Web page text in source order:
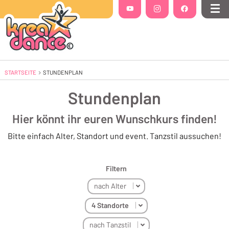
YouTube(Öffnet in einem neuen Tab oder
Instagram(Öffnet in einem neuen
Facebook(Öffnet in
STARTSEITE AKTUELL: STUNDENPLAN
STUNDENPLAN
Stundenplan
Hier könnt ihr euren Wunschkurs finden!
Bitte einfach Alter, Standort und event. Tanzstil aussuchen!
Filtern
nach Alter
4 Standorte
nach Tanzstil